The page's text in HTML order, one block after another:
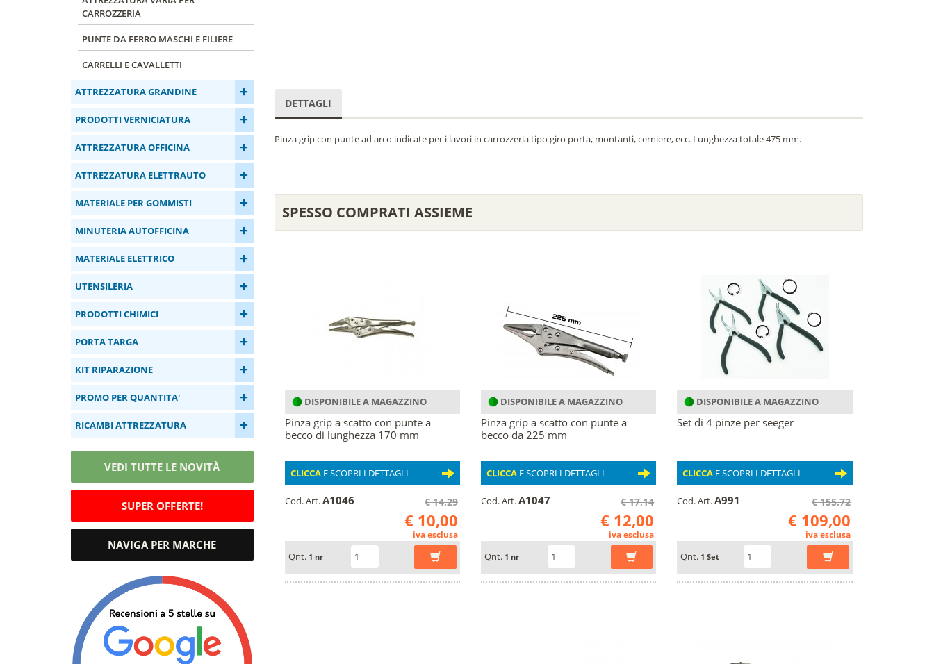
CARROZZERIA
PUNTE DA FERRO MASCHI E FILIERE
CARRELLI E CAVALLETTI
ATTREZZATURA GRANDINE +
PRODOTTI VERNICIATURA +
ATTREZZATURA OFFICINA +
ATTREZZATURA ELETTRAUTO +
MATERIALE PER GOMMISTI +
MINUTERIA AUTOFFICINA +
MATERIALE ELETTRICO +
UTENSILERIA +
PRODOTTI CHIMICI +
PORTA TARGA +
KIT RIPARAZIONE +
PROMO PER QUANTITA' +
RICAMBI ATTREZZATURA +
VEDI TUTTE LE NOVITÀ
SUPER OFFERTE!
NAVIGA PER MARCHE
DETTAGLI
Pinza grip con punte ad arco indicate per i lavori in carrozzeria tipo giro porta, montanti, cerniere, ecc. Lunghezza totale 475 mm.
SPESSO COMPRATI ASSIEME
DISPONIBILE A MAGAZZINO
Pinza grip a scatto con punte a
becco di lunghezza 170 mm
CLICCAE SCOPRI I DETTAGLI
Cod. Art.A1046 € 14,29
€ 10,00
iva esclusa
Qnt. 1 nr
DISPONIBILE A MAGAZZINO
Pinza grip a scatto con punte a
becco da 225 mm
CLICCAE SCOPRI I DETTAGLI
Cod. Art.A1047 € 17,14
€ 12,00
iva esclusa
Qnt. 1 nr
DISPONIBILE A MAGAZZINO
Set di 4 pinze per seeger
CLICCA E SCOPRI I DETTAGLI
Cod. Art.A991 € 155,72
€ 109,00
iva esclusa
Qnt. 1 Set